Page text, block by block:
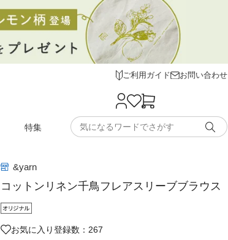
ご利用ガイド お問い合わせ
特集
&yarn
コットンリネン千鳥フレアスリーブブラウス
お気に入り登録数：267